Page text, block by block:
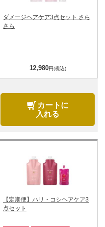
ダメージヘアケア3点セット さら
さら
12,980円(税込)
カートに
入れる
【定期便】ハリ・コシヘアケア3
点セット